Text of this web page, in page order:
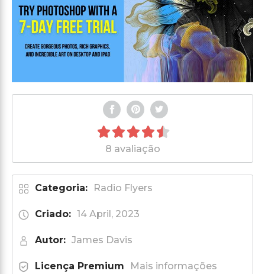
8 avaliação
Categoria: Radio Flyers
Criado: 14 April, 2023
Autor: James Davis
Licença Premium Mais informações